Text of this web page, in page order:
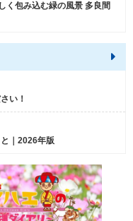
く包み込む緑の風景 多良間
い！
｜2026年版